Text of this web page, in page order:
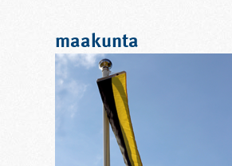
maakunta